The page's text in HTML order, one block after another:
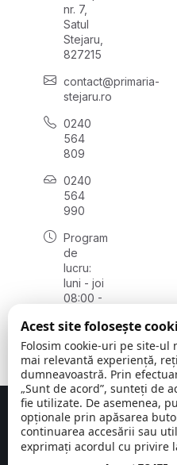
nr. 7,
Satul
Stejaru,
827215
contact@primaria-
stejaru.ro
0240
564
809
0240
564
990
Program
de
lucru:
luni - joi
08:00 -
vineri
08:00 -
14:00
Concept realizat deBig
Acest site folosește
Folosim cookie-uri pe site-ul
mai relevantă experiență,
dumneavoastră. Prin
„Sunt de acord”, sunteți de
fie utilizate. De asemenea,
opționale prin apăsarea
continuarea accesării sau
exprimați acordul cu privire